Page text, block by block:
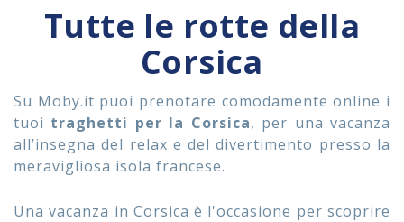
Tutte le rotte della
Corsica
Su Moby.it puoi prenotare comodamente online i
tuoi traghetti per la Corsica, per una vacanza
all’insegna del relax e del divertimento presso la
meravigliosa isola francese.
Una vacanza in Corsica è l'occasione per scoprire